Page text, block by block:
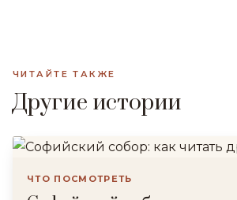
ЧИТАЙТЕ ТАКЖЕ
Другие истории
ЧТО ПОСМОТРЕТЬ